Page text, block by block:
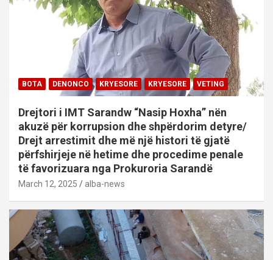
BOTA DENONCO KRYESORE KRYESORE VETING
Drejtori i IMT Sarandw “Nasip Hoxha” nën
akuzë për korrupsion dhe shpërdorim detyre/
Drejt arrestimit dhe më një histori të gjatë
përfshirjeje në hetime dhe procedime penale
të favorizuara nga Prokuroria Sarandë
March 12, 2025 alba-news